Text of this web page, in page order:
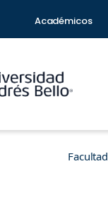
Académicos
Facultad